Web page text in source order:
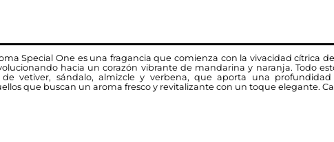
Special One es una fragancia que comienza con la vivacidad cítrica
hacia un corazón vibrante de mandarina y naranja. Todo
vetiver, sándalo, almizcle y verbena, que aporta una
que buscan un aroma fresco y revitalizante con un toque elegante.